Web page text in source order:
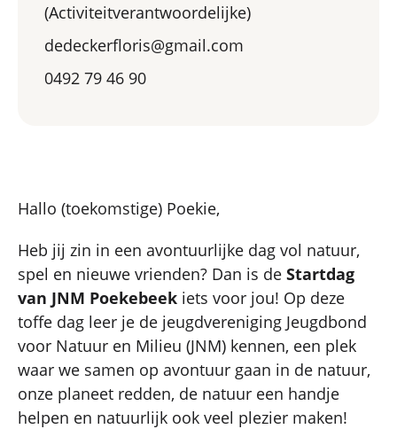
(Activiteitverantwoordelijke)
dedeckerfloris@gmail.com
0492 79 46 90
Hallo (toekomstige) Poekie,
Heb jij zin in een avontuurlijke dag vol natuur,
spel en nieuwe vrienden? Dan is de Startdag
van JNM Poekebeek iets voor jou! Op deze
toffe dag leer je de jeugdvereniging Jeugdbond
voor Natuur en Milieu (JNM) kennen, een plek
waar we samen op avontuur gaan in de natuur,
onze planeet redden, de natuur een handje
helpen en natuurlijk ook veel plezier maken!